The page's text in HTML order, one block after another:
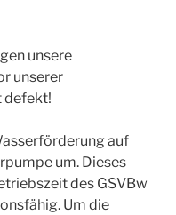
unsere
unserer
defekt!
auf
um. Dieses
des GSVBw
Um die